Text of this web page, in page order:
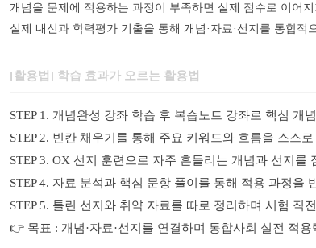
개념을 문제에 적용하는 과정이 부족하면 실제 점수로 이어지
실제 내신과 학력평가 기출을 통해 개념·자료·선지를 통합적
[활용법] 학습 효과가 오르는 활용법
STEP 1. 개념완성 강좌 학습 후 복습노트 강좌로 핵심 개
STEP 2. 빈칸 채우기를 통해 주요 키워드와 흐름을 스스
STEP 3. OX 선지 훈련으로 자주 흔들리는 개념과 선지를
STEP 4. 자료 분석과 핵심 문항 풀이를 통해 적용 과정을
STEP 5. 틀린 선지와 취약 자료를 따로 정리하며 시험 직
👉 목표 : 개념·자료·선지를 연결하며 통합사회 실전 적용